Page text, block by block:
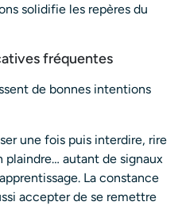
solidifie les repères du
fréquentes
de bonnes intentions
une fois puis interdire, rire
plaindre… autant de signaux
La constance
accepter de se remettre